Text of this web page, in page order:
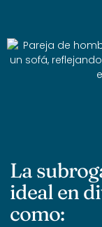
La
ideal en
como: